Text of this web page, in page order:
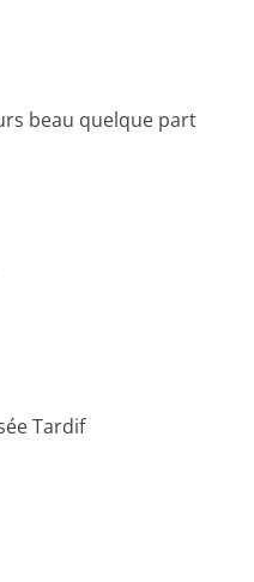
beau quelque part
Tardif